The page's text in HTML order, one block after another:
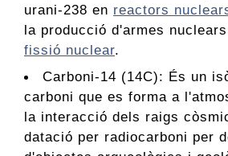
urani-238 en reactors
la producció d'armes
fissió nuclear.
Carboni-14 (14C): És un
carboni que es forma a
la interacció dels raigs
datació per radiocarboni per